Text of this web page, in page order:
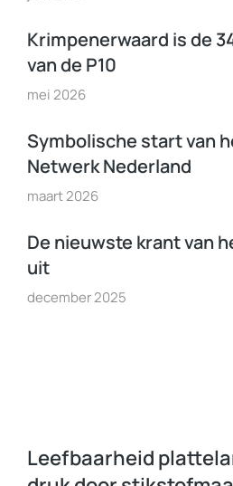
Krimpenerwaard is de
van de P10
mei 2026
Symbolische start van
Netwerk Nederland
maart 2026
De nieuwste krant van
uit
december 2025
Leefbaarheid